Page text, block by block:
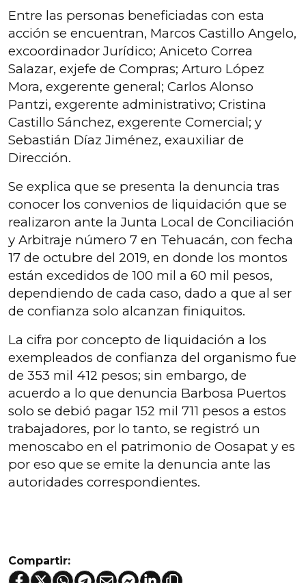
Entre las personas beneficiadas con esta
acción se encuentran, Marcos Castillo Angelo,
excoordinador Jurídico; Aniceto Correa
Salazar, exjefe de Compras; Arturo López
Mora, exgerente general; Carlos Alonso
Pantzi, exgerente administrativo; Cristina
Castillo Sánchez, exgerente Comercial; y
Sebastián Díaz Jiménez, exauxiliar de
Dirección.
Se explica que se presenta la denuncia tras
conocer los convenios de liquidación que se
realizaron ante la Junta Local de Conciliación
y Arbitraje número 7 en Tehuacán, con fecha
17 de octubre del 2019, en donde los montos
están excedidos de 100 mil a 60 mil pesos,
dependiendo de cada caso, dado a que al ser
de confianza solo alcanzan finiquitos.
La cifra por concepto de liquidación a los
exempleados de confianza del organismo fue
de 353 mil 412 pesos; sin embargo, de
acuerdo a lo que denuncia Barbosa Puertos
solo se debió pagar 152 mil 711 pesos a estos
trabajadores, por lo tanto, se registró un
menoscabo en el patrimonio de Oosapat y es
por eso que se emite la denuncia ante las
autoridades correspondientes.
Compartir: